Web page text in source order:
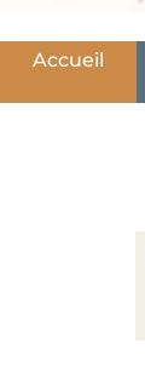
Accueil